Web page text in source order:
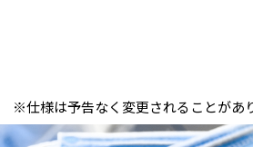
※仕様は予告なく変更されることがあ